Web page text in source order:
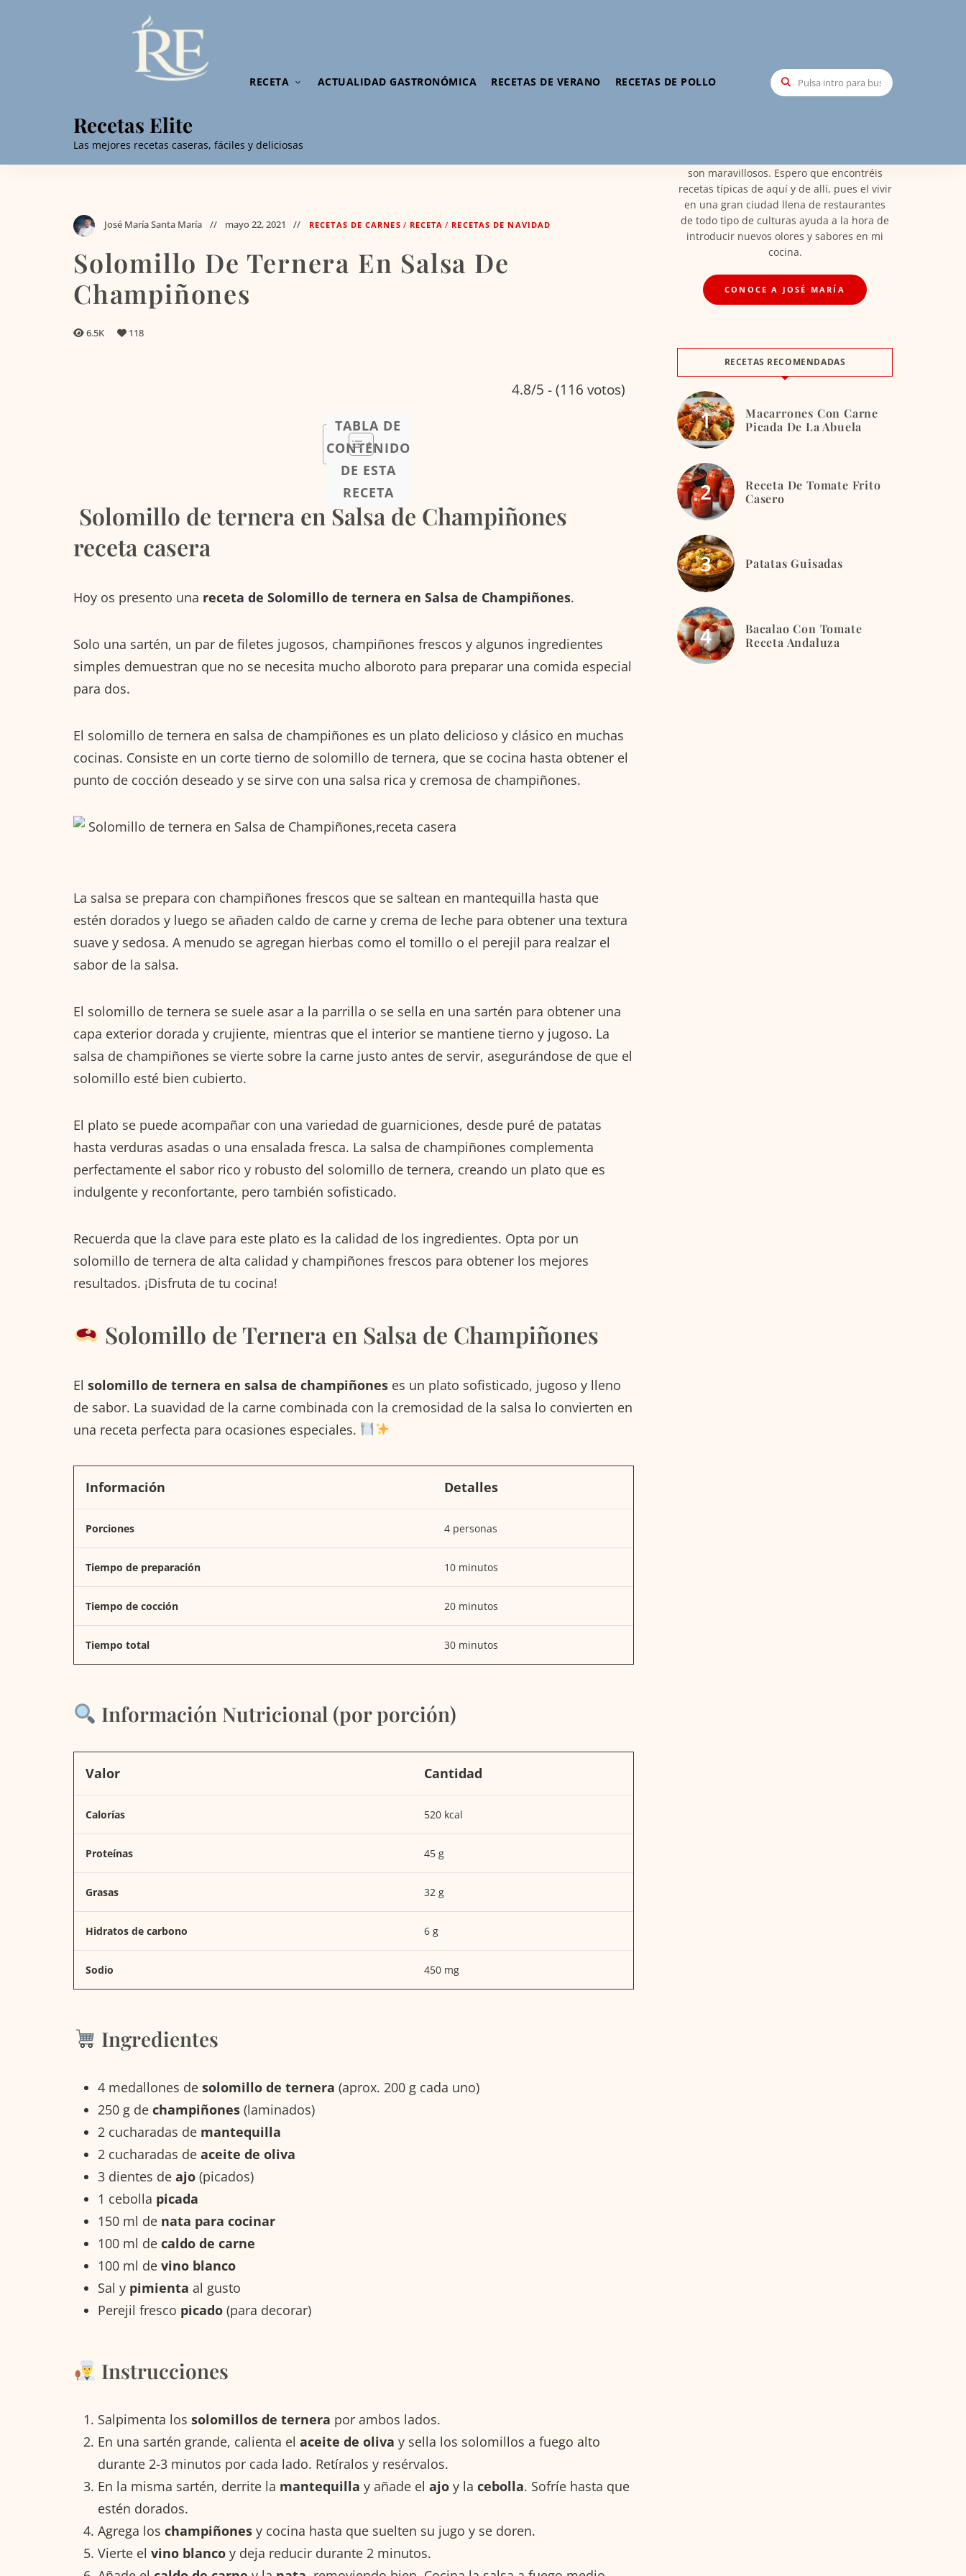
Recetas Elite
Las mejores recetas caseras, fáciles y deliciosas
RECETA ACTUALIDAD GASTRONÓMICA RECETAS DE VERANO RECETAS DE POLLO
José María Santa María mayo 22, 2021 RECETAS DE CARNES / RECETA / RECETAS DE NAVIDAD
Solomillo De Ternera En Salsa De
Champiñones
6.5K 118
4.8/5 - (116 votos)
TABLA DE
CONTENIDO
DE ESTA
RECETA
Solomillo de ternera en Salsa de Champiñones
receta casera
Hoy os presento una receta de Solomillo de ternera en Salsa de Champiñones.
Solo una sartén, un par de filetes jugosos, champiñones frescos y algunos ingredientes
simples demuestran que no se necesita mucho alboroto para preparar una comida especial
para dos.
El solomillo de ternera en salsa de champiñones es un plato delicioso y clásico en muchas
cocinas. Consiste en un corte tierno de solomillo de ternera, que se cocina hasta obtener el
punto de cocción deseado y se sirve con una salsa rica y cremosa de champiñones.
La salsa se prepara con champiñones frescos que se saltean en mantequilla hasta que
estén dorados y luego se añaden caldo de carne y crema de leche para obtener una textura
suave y sedosa. A menudo se agregan hierbas como el tomillo o el perejil para realzar el
sabor de la salsa.
El solomillo de ternera se suele asar a la parrilla o se sella en una sartén para obtener una
capa exterior dorada y crujiente, mientras que el interior se mantiene tierno y jugoso. La
salsa de champiñones se vierte sobre la carne justo antes de servir, asegurándose de que el
solomillo esté bien cubierto.
El plato se puede acompañar con una variedad de guarniciones, desde puré de patatas
hasta verduras asadas o una ensalada fresca. La salsa de champiñones complementa
perfectamente el sabor rico y robusto del solomillo de ternera, creando un plato que es
indulgente y reconfortante, pero también sofisticado.
Recuerda que la clave para este plato es la calidad de los ingredientes. Opta por un
solomillo de ternera de alta calidad y champiñones frescos para obtener los mejores
resultados. ¡Disfruta de tu cocina!
Solomillo de Ternera en Salsa de Champiñones
El solomillo de ternera en salsa de champiñones es un plato sofisticado, jugoso y lleno
de sabor. La suavidad de la carne combinada con la cremosidad de la salsa lo convierten en
una receta perfecta para ocasiones especiales.
Información Detalles
Porciones 4 personas
Tiempo de preparación 10 minutos
Tiempo de cocción 20 minutos
Tiempo total 30 minutos
Información Nutricional (por porción)
Valor Cantidad
Calorías 520 kcal
Proteínas 45 g
Grasas 32 g
Hidratos de carbono 6 g
Sodio 450 mg
Ingredientes
4 medallones de solomillo de ternera (aprox. 200 g cada uno)
250 g de champiñones (laminados)
2 cucharadas de mantequilla
2 cucharadas de aceite de oliva
3 dientes de ajo (picados)
1 cebolla picada
150 ml de nata para cocinar
100 ml de caldo de carne
100 ml de vino blanco
Sal y pimienta al gusto
Perejil fresco picado (para decorar)
Instrucciones
Salpimenta los solomillos de ternera por ambos lados.
En una sartén grande, calienta el aceite de oliva y sella los solomillos a fuego alto
durante 2-3 minutos por cada lado. Retíralos y resérvalos.
En la misma sartén, derrite la mantequilla y añade el ajo y la cebolla. Sofríe hasta que
estén dorados.
Agrega los champiñones y cocina hasta que suelten su jugo y se doren.
Vierte el vino blanco y deja reducir durante 2 minutos.
Hola, soy José María
Mi nombre es José María Santa María,
son maravillosos. Espero que encontréis
recetas típicas de aquí y de allí, pues el vivir
en una gran ciudad llena de restaurantes
de todo tipo de culturas ayuda a la hora de
introducir nuevos olores y sabores en mi
cocina.
CONOCE A JOSÉ MARÍA
RECETAS RECOMENDADAS
Macarrones Con Carne
Picada De La Abuela
Receta De Tomate Frito
Casero
Patatas Guisadas
Bacalao Con Tomate
Receta Andaluza